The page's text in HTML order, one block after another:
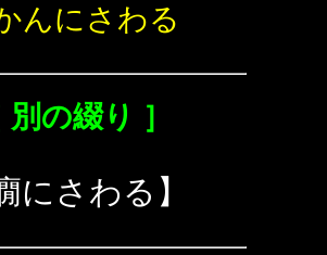
んにさわる
別の綴り ］
にさわる】